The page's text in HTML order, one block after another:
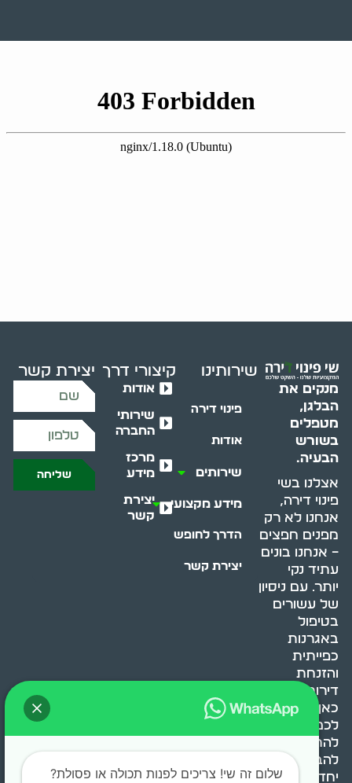
מנקים את
הבלגן,
מטפלים
בשורש
הבעיה.
אצלנו בשי
פינוי דירה,
אנחנו לא רק
מפנים חפצים
– אנחנו בונים
עתיד נקי
יותר. עם ניסיון
של עשורים
בטיפול
באגרנות
כפייתית
והזנחת
דירות, אנחנו
כאן כדי לעזור
לכם
להתמודד,
להבין ולשנות.
יחד, ניצור
שירותינו
פינוי דירה
אודות
שירותים
מידע מקצועי
הדרך לחופש
יצירת קשר
קיצורי דרך
אודות
שירותי
החברה
מרכז
מידע
יצירת
קשר
יצירת קשר
שליחה
שלום זה שי! צריכים לפנות תכולה או פסולת?